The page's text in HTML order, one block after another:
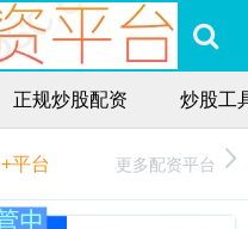
正规炒股配资 炒股工
+平台 更多配资平台